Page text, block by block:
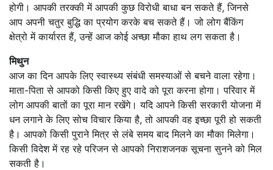
होगी। आपकी तरक्की में आपकी कुछ विरोधी बाधा बन सकते हैं, जिनसे
आप अपनी चतुर बुद्धि का प्रयोग करके बच सकते हैं। जो लोग बैंकिंग
क्षेत्रो में कार्यारत हैं, उन्हें आज कोई अच्छा मौका हाथ लग सकता है।
मिथुन
आज का दिन आपके लिए स्वास्थ्य संबंधी समस्याओं से बचने वाला रहेगा।
माता-पिता से आपको किसी किए हुए वादे को पूरा करना होगा। परिवार में
लोग आपकी बातों का पूरा मान रखेंगे। यदि आपने किसी सरकारी योजना में
धन लगाने के लिए सोच विचार किया है, तो आपकी वह इच्छा पूरी हो सकती
है। आपको किसी पुराने मित्र से लंबे समय बाद मिलने का मौका मिलेगा।
किसी विदेश में रह रहे परिजन से आपको निराशजनक सूचना सुनने को मिल
सकती है।